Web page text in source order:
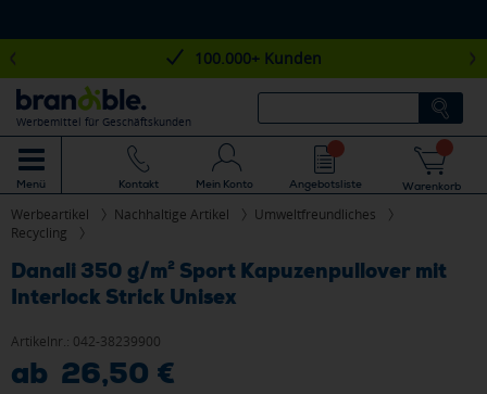
100.000+ Kunden
Werbemittel für Geschäftskunden
Menü Kontakt Mein Konto Angebotsliste Warenkorb
Werbeartikel Nachhaltige Artikel
Umweltfreundliches
Recycling
Danali 350 g/m² Sport Kapuzenpullover mit
Interlock Strick Unisex
Artikelnr.: 042-38239900
ab 26,50 €